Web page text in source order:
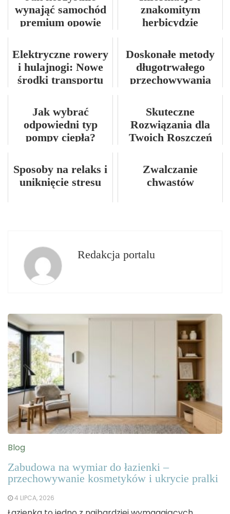
wynająć samochód
premium opowie
znakomitym
herbicydzie
Elektryczne rowery
i hulajnogi: Nowe
środki transportu
Doskonałe metody
długotrwałego
przechowywania
Jak wybrać
odpowiedni typ
pompy ciepła?
Skuteczne
Rozwiązania dla
Twoich Roszczeń
Sposoby na relaks i
uniknięcie stresu
Zwalczanie
chwastów
Redakcja portalu
Blog
Zabudowa na wymiar do łazienki –
przechowywanie kosmetyków i ukrycie pralki
4 LIPCA, 2026